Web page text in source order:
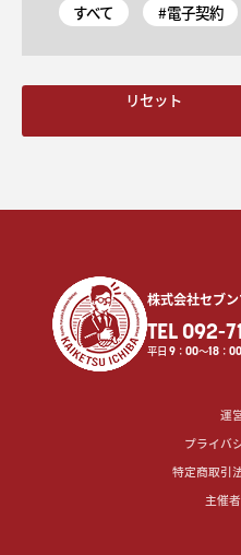
すべて #電子契約
リセット
株式会社セブ
TEL 092-
平日9 ：00〜18 ：00
運
プライバ
特定商取引
主催